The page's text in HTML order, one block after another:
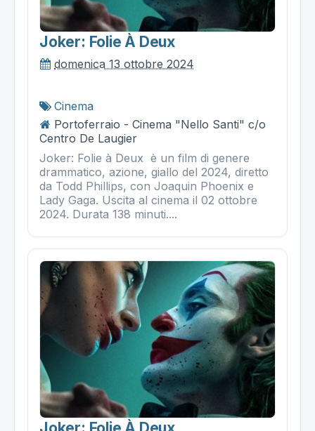
Joker: Folie À Deux
domenica 13 ottobre 2024
Cinema
Portoferraio - Cinema "Nello Santi" c/o
Centro De Laugier
Joker: Folie à Deux è un film di genere
drammatico, azione, giallo del 2024, diretto
da Todd Phillips, con Joaquin Phoenix e
Lady Gaga. Uscita al cinema il 02 ottobre
2024. Durata 138 minuti....